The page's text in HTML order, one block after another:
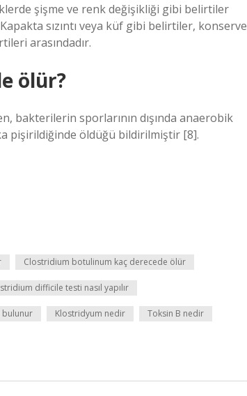
şişme ve renk değişikliği gibi belirtiler
sızıntı veya küf gibi belirtiler, konserve
arasındadır.
ölür?
bakterilerin sporlarının dışında anaerobik
pişirildiğinde öldüğü bildirilmiştir [8].
Clostridium botulinum kaç derecede ölür
difficile testi nasıl yapılır
bulunur Klostridyum nedir Toksin B nedir